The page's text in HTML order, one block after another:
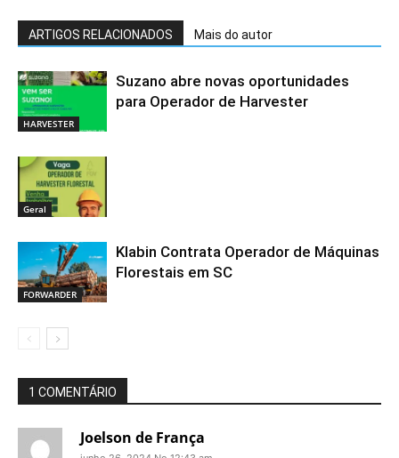
ARTIGOS RELACIONADOS Mais do autor
HARVESTER
Suzano abre novas oportunidades
para Operador de Harvester
Geral
FORWARDER
Klabin Contrata Operador de Máquinas
Florestais em SC
1 COMENTÁRIO
Joelson de França